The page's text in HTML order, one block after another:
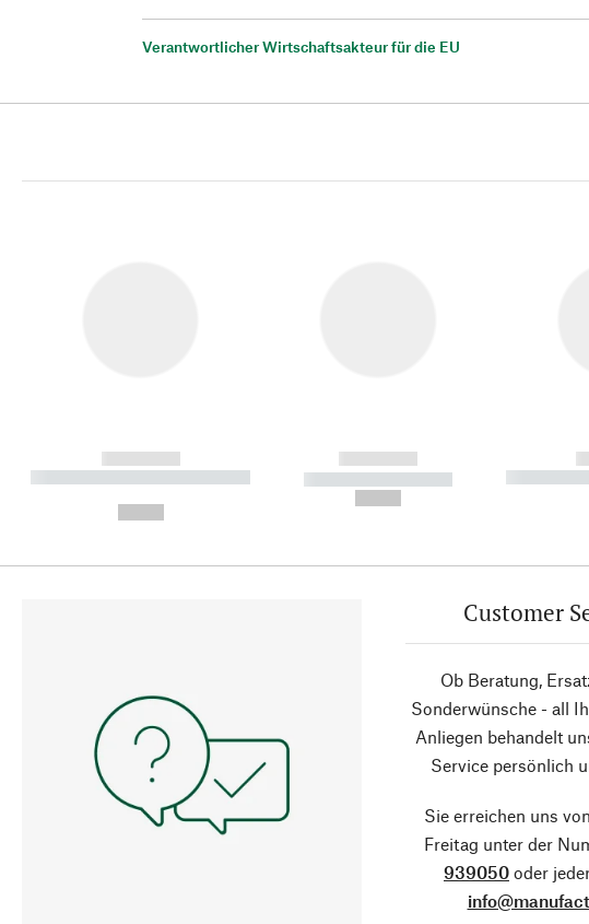
Verantwortlicher Wirtschaftsakteur für die EU
------------
----------- ----------- ----------
------------
----------- -----------
-----------
Customer
Ob Beratung,
Sonderwünsche - all
Anliegen behandelt
Service persönlich
Sie erreichen uns
Freitag unter der
939050 oder